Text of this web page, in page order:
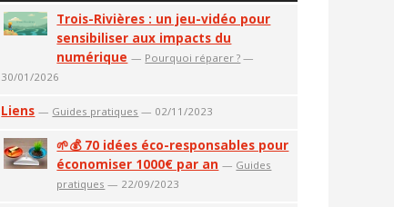
Trois-Rivières : un jeu-vidéo pour
sensibiliser aux impacts du
numérique — Pourquoi réparer ? —
30/01/2026
Liens — Guides pratiques — 02/11/2023
🌱💰 70 idées éco-responsables pour
économiser 1000€ par an — Guides
pratiques — 22/09/2023